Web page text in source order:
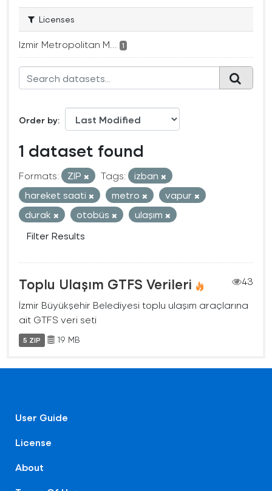
Licenses
Izmir Metropolitan M... 1
Order by
1 dataset found
Formats: ZIP Tags:
izban
hareket saati
metro
vapur
durak
otobüs
ulaşım
Filter Results
Toplu Ulaşım GTFS Verileri
43
İzmir Büyükşehir Belediyesi toplu ulaşım araçlarına
ait GTFS veri seti
5 ZIP 19 MB
User Guide
License
About